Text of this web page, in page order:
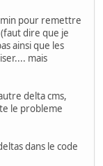
pour remettre
dire que je
ainsi que les
mais
delta cms,
le probleme
dans le code